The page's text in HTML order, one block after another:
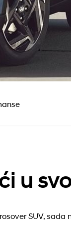
u
SUV, sada